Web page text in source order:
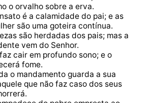
o orvalho sobre a erva.
é a calamidade do pai; e as
são uma goteira contínua.
são herdadas dos pais; mas a
vem do Senhor.
cair em profundo sono; e o
fome.
o mandamento guarda a sua
que não faz caso dos seus